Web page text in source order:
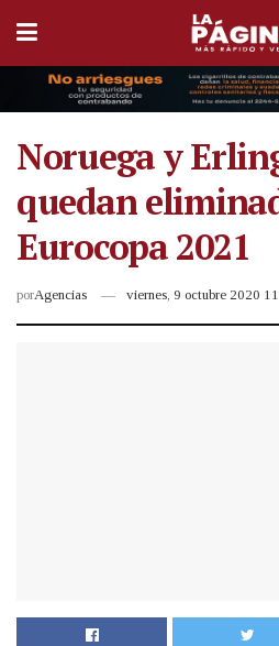
Noruega y
quedan
Eurocopa 2021
porAgencias viernes, 9 octubre 2020